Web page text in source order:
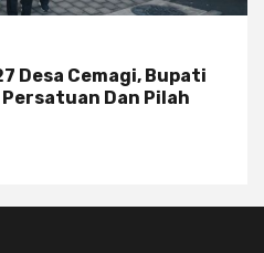
Desa Cemagi, Bupati
Dan Pilah